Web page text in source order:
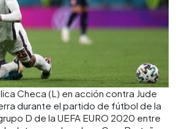
Checa (L) en acción contra Jude
durante el partido de fútbol de la
D de la UEFA EURO 2020 entre